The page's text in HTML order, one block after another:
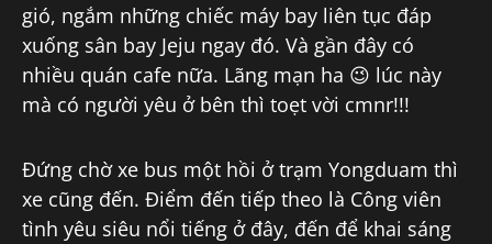
gió, ngắm những chiếc máy bay liên tục đáp
xuống sân bay Jeju ngay đó. Và gần đây có
nhiều quán cafe nữa. Lãng mạn ha 😉 lúc này
mà có người yêu ở bên thì toẹt vời cmnr!!!
Đứng chờ xe bus một hồi ở trạm Yongduam thì
xe cũng đến. Điểm đến tiếp theo là Công viên
tình yêu siêu nổi tiếng ở đây, đến để khai sáng